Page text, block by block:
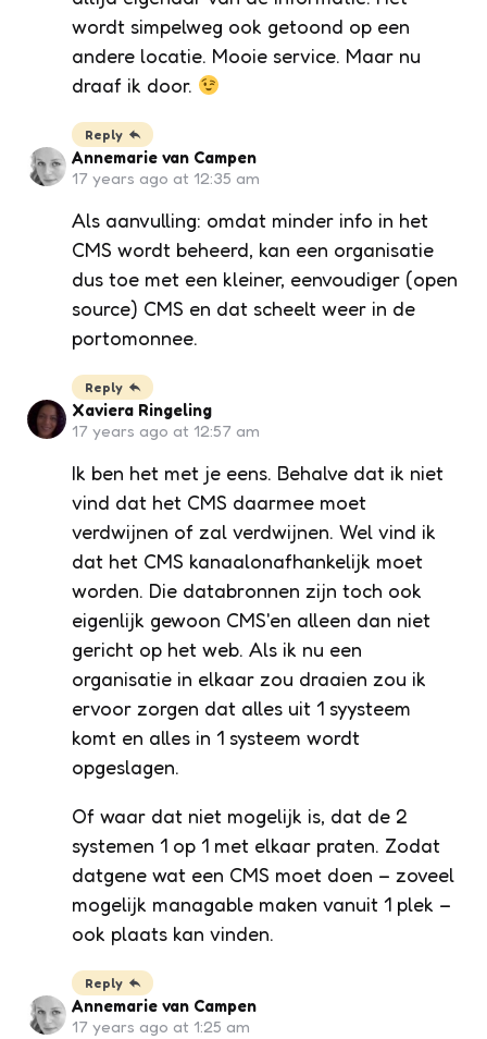
wordt simpelweg ook getoond op een
andere locatie. Mooie service. Maar nu
draaf ik door.
Reply
Annemarie van Campen
17 years ago at 12:35 am
Als aanvulling: omdat minder info in het
CMS wordt beheerd, kan een organisatie
dus toe met een kleiner, eenvoudiger (open
source) CMS en dat scheelt weer in de
portomonnee.
Reply
Xaviera Ringeling
17 years ago at 12:57 am
Ik ben het met je eens. Behalve dat ik niet
vind dat het CMS daarmee moet
verdwijnen of zal verdwijnen. Wel vind ik
dat het CMS kanaalonafhankelijk moet
worden. Die databronnen zijn toch ook
eigenlijk gewoon CMS'en alleen dan niet
gericht op het web. Als ik nu een
organisatie in elkaar zou draaien zou ik
ervoor zorgen dat alles uit 1 syysteem
komt en alles in 1 systeem wordt
opgeslagen.
Of waar dat niet mogelijk is, dat de 2
systemen 1 op 1 met elkaar praten. Zodat
datgene wat een CMS moet doen – zoveel
mogelijk managable maken vanuit 1 plek –
ook plaats kan vinden.
Reply
Annemarie van Campen
17 years ago at 1:25 am